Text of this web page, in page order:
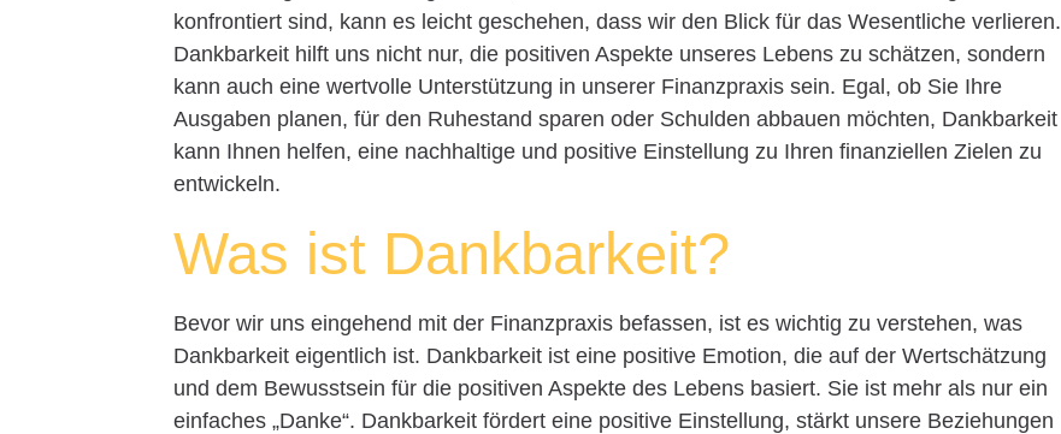
konfrontiert sind, kann es leicht geschehen, dass wir den Blick für das Wesentliche verlieren.
Dankbarkeit hilft uns nicht nur, die positiven Aspekte unseres Lebens zu schätzen, sondern
kann auch eine wertvolle Unterstützung in unserer Finanzpraxis sein. Egal, ob Sie Ihre
Ausgaben planen, für den Ruhestand sparen oder Schulden abbauen möchten, Dankbarkeit
kann Ihnen helfen, eine nachhaltige und positive Einstellung zu Ihren finanziellen Zielen zu
entwickeln.
Was ist Dankbarkeit?
Bevor wir uns eingehend mit der Finanzpraxis befassen, ist es wichtig zu verstehen, was
Dankbarkeit eigentlich ist. Dankbarkeit ist eine positive Emotion, die auf der Wertschätzung
und dem Bewusstsein für die positiven Aspekte des Lebens basiert. Sie ist mehr als nur ein
einfaches „Danke“. Dankbarkeit fördert eine positive Einstellung, stärkt unsere Beziehungen